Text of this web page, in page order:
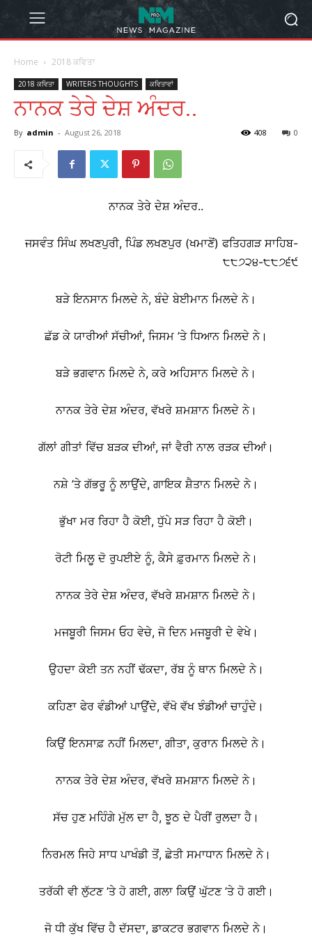
Home 2018 ਕਵਿਤਾ
2018 ਕਵਿਤਾ WRITERS THOUGHTS ਕਵਿਤਾਵਾਂ
ਨਾਨਕ ਤੇਰੇ ਦੇਸ਼ ਅੰਦਰ..
By admin - August 26, 2018 0
408
ਨਾਨਕ ਤੇਰੇ ਦੇਸ਼ ਅੰਦਰ..
ਜਸਵੰਤ ਸਿੰਘ ਲਖਣਪੁਰੀ, ਪਿੰਡ ਲਖਣਪੁਰ (ਖਮਾਣੋਂ) ਫਤਿਹਗੜ ਸਾਹਿਬ-
੮੮੭੨੪-੮੮੭੬੯
ਬੜੇ ਇਨਸਾਨ ਮਿਲਦੇ ਨੇ, ਬੰਦੇ ਬੇਈਮਾਨ ਮਿਲਦੇ ਨੇ।
ਛੱਡ ਕੇ ਯਾਰੀਆਂ ਸੱਚੀਆਂ, ਜਿਸਮ ’ਤੇ ਧਿਆਨ ਮਿਲਦੇ ਨੇ।
ਬੜੇ ਭਗਵਾਨ ਮਿਲਦੇ ਨੇ, ਕਰੇ ਅਹਿਸਾਨ ਮਿਲਦੇ ਨੇ।
ਨਾਨਕ ਤੇਰੇ ਦੇਸ਼ ਅੰਦਰ, ਵੱਖਰੇ ਸ਼ਮਸ਼ਾਨ ਮਿਲਦੇ ਨੇ।
ਗੱਲਾਂ ਗੀਤਾਂ ਵਿੱਚ ਬੜਕ ਦੀਆਂ, ਜਾਂ ਵੈਰੀ ਨਾਲ ਰੜਕ ਦੀਆਂ।
ਨਸ਼ੇ ’ਤੇ ਗੱਭਰੂ ਨੂੰ ਲਾਉਂਦੇ, ਗਾਇਕ ਸ਼ੈਤਾਨ ਮਿਲਦੇ ਨੇ।
ਭੁੱਖਾ ਮਰ ਰਿਹਾ ਹੈ ਕੋਈ, ਧੁੱਪੇ ਸੜ ਰਿਹਾ ਹੈ ਕੋਈ।
ਰੋਟੀ ਮਿਲੂ ਦੋ ਰੁਪਈਏ ਨੂੰ, ਕੈਸੇ ਫ਼ੁਰਮਾਨ ਮਿਲਦੇ ਨੇ।
ਨਾਨਕ ਤੇਰੇ ਦੇਸ਼ ਅੰਦਰ, ਵੱਖਰੇ ਸ਼ਮਸ਼ਾਨ ਮਿਲਦੇ ਨੇ।
ਮਜਬੂਰੀ ਜਿਸਮ ਓਹ ਵੇਚੇ, ਜੋ ਦਿਨ ਮਜਬੂਰੀ ਦੇ ਵੇਖੇ।
ਉਹਦਾ ਕੋਈ ਤਨ ਨਹੀਂ ਢੱਕਦਾ, ਰੱਬ ਨੂੰ ਥਾਨ ਮਿਲਦੇ ਨੇ।
ਕਹਿਣਾ ਫੇਰ ਵੰਡੀਆਂ ਪਾਉਂਦੇ, ਵੱਖੋ ਵੱਖ ਝੰਡੀਆਂ ਚਾਹੁੰਦੇ।
ਕਿਉਂ ਇਨਸਾਫ਼ ਨਹੀਂ ਮਿਲਦਾ, ਗੀਤਾ, ਕੁਰਾਨ ਮਿਲਦੇ ਨੇ।
ਨਾਨਕ ਤੇਰੇ ਦੇਸ਼ ਅੰਦਰ, ਵੱਖਰੇ ਸ਼ਮਸ਼ਾਨ ਮਿਲਦੇ ਨੇ।
ਸੱਚ ਹੁਣ ਮਹਿੰਗੇ ਮੁੱਲ ਦਾ ਹੈ, ਝੂਠ ਦੇ ਪੈਰੀਂ ਰੁਲਦਾ ਹੈ।
ਨਿਰਮਲ ਜਿਹੇ ਸਾਧ ਪਾਖੰਡੀ ਤੋਂ, ਛੇਤੀ ਸਮਾਧਾਨ ਮਿਲਦੇ ਨੇ।
ਤਰੱਕੀ ਵੀ ਲੁੱਟਣ ’ਤੇ ਹੋ ਗਈ, ਗਲਾ ਕਿਉਂ ਘੁੱਟਣ ’ਤੇ ਹੋ ਗਈ।
ਜੋ ਧੀ ਕੁੱਖ ਵਿੱਚ ਹੈ ਦੱਸਦਾ, ਡਾਕਟਰ ਭਗਵਾਨ ਮਿਲਦੇ ਨੇ।